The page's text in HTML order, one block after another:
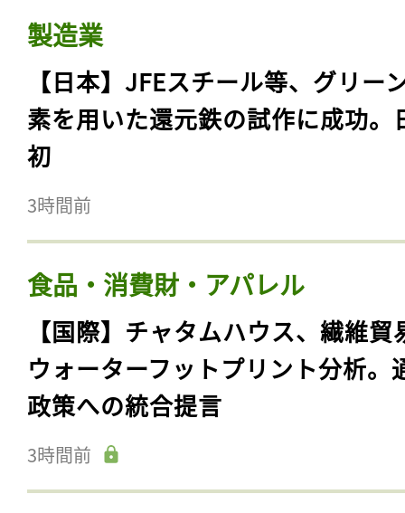
製造業
【日本】JFEスチール等、グリー
素を用いた還元鉄の試作に成功。
初
3時間前
食品・消費財・アパレル
【国際】チャタムハウス、繊維貿
ウォーターフットプリント分析。
政策への統合提言
3時間前